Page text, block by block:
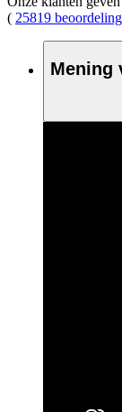
( 25819
Mening